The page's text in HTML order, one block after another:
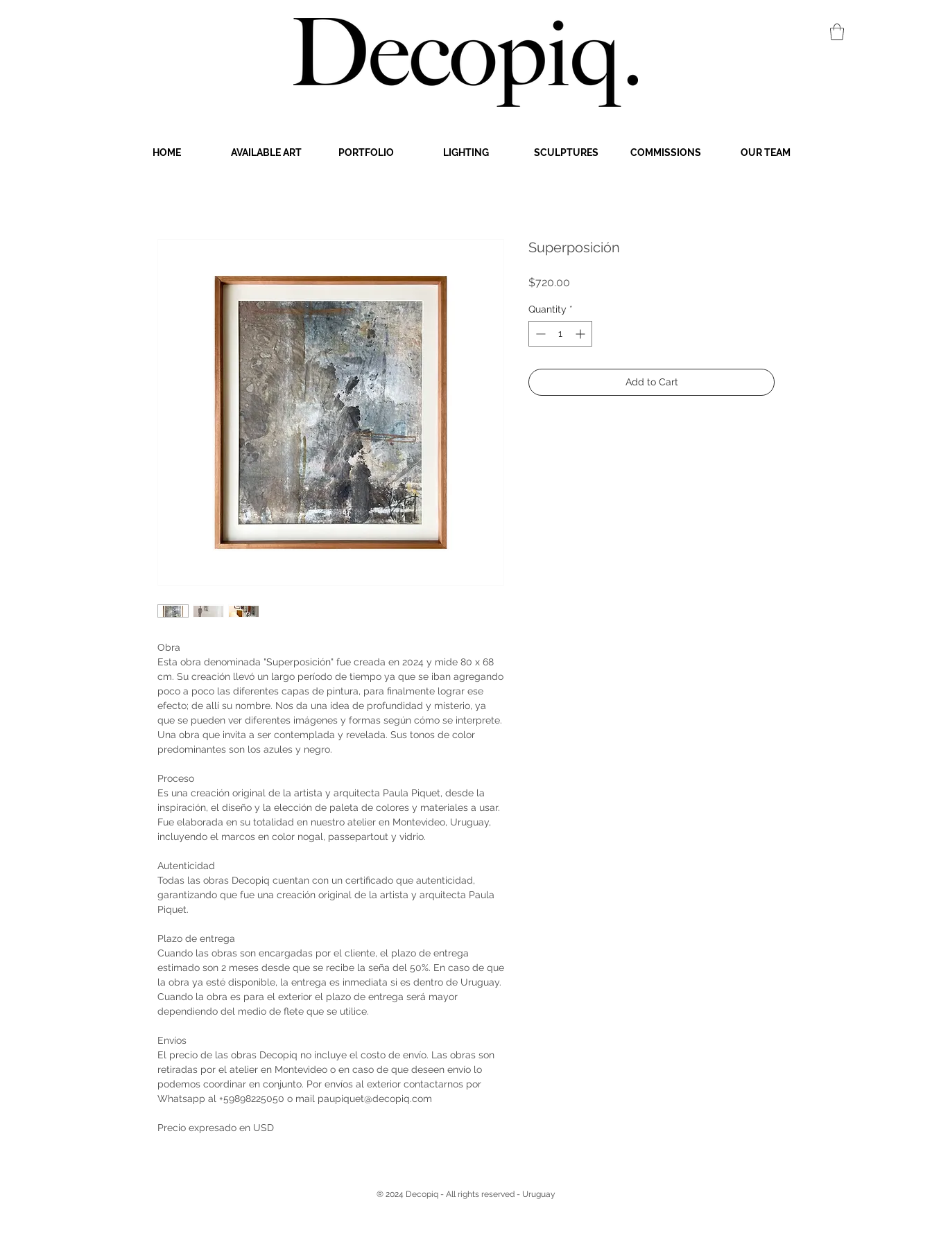
HOME AVAILABLE ART PORTFOLIO LIGHTING SCULPTURES COMMISSIONS OUR TEAM
Obra
Esta obra denominada "Superposición" fue creada en 2024 y mide 80 x 68
cm. Su creación llevó un largo período de tiempo ya que se iban agregando
poco a poco las diferentes capas de pintura, para finalmente lograr ese
efecto; de allí su nombre. Nos da una idea de profundidad y misterio, ya
que se pueden ver diferentes imágenes y formas según cómo se interprete.
Una obra que invita a ser contemplada y revelada. Sus tonos de color
predominantes son los azules y negro.
Proceso
Es una creación original de la artista y arquitecta Paula Piquet, desde la
inspiración, el diseño y la elección de paleta de colores y materiales a usar.
Fue elaborada en su totalidad en nuestro atelier en Montevideo, Uruguay,
incluyendo el marcos en color nogal, passepartout y vidrio.
Autenticidad
Todas las obras Decopiq cuentan con un certificado que autenticidad,
garantizando que fue una creación original de la artista y arquitecta Paula
Piquet.
Plazo de entrega
Cuando las obras son encargadas por el cliente, el plazo de entrega
estimado son 2 meses desde que se recibe la seña del 50%. En caso de que
la obra ya esté disponible, la entrega es inmediata si es dentro de Uruguay.
Cuando la obra es para el exterior el plazo de entrega será mayor
dependiendo del medio de flete que se utilice.
Envíos
El precio de las obras Decopiq no incluye el costo de envío. Las obras son
retiradas por el atelier en Montevideo o en caso de que deseen envío lo
podemos coordinar en conjunto. Por envíos al exterior contactarnos por
Whatsapp al +59898225050 o mail paupiquet@decopiq.com
Precio expresado en USD
Superposición
$720.00
Quantity *
Add to Cart
® 2024 Decopiq - All rights reserved - Uruguay